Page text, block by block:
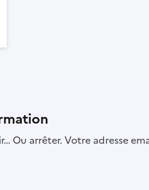
Ou arrêter. Votre adresse